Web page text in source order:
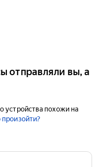
отправляли вы, а
устройства похожи на